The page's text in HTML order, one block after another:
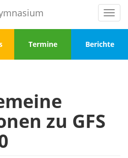
Menu
3
Termine
Menu
4
Berichte
zu GFS